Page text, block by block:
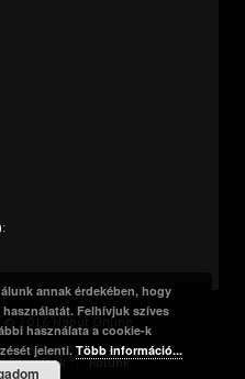
© 2016 Napút Online
Szerzőink Rólunk
annak érdekében, hogy
Felhívjuk szíves
használata a cookie-k
jelenti.Több információ...